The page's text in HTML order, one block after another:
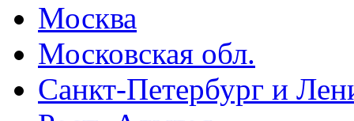
Москва
Московская обл.
Санкт-Петербург и